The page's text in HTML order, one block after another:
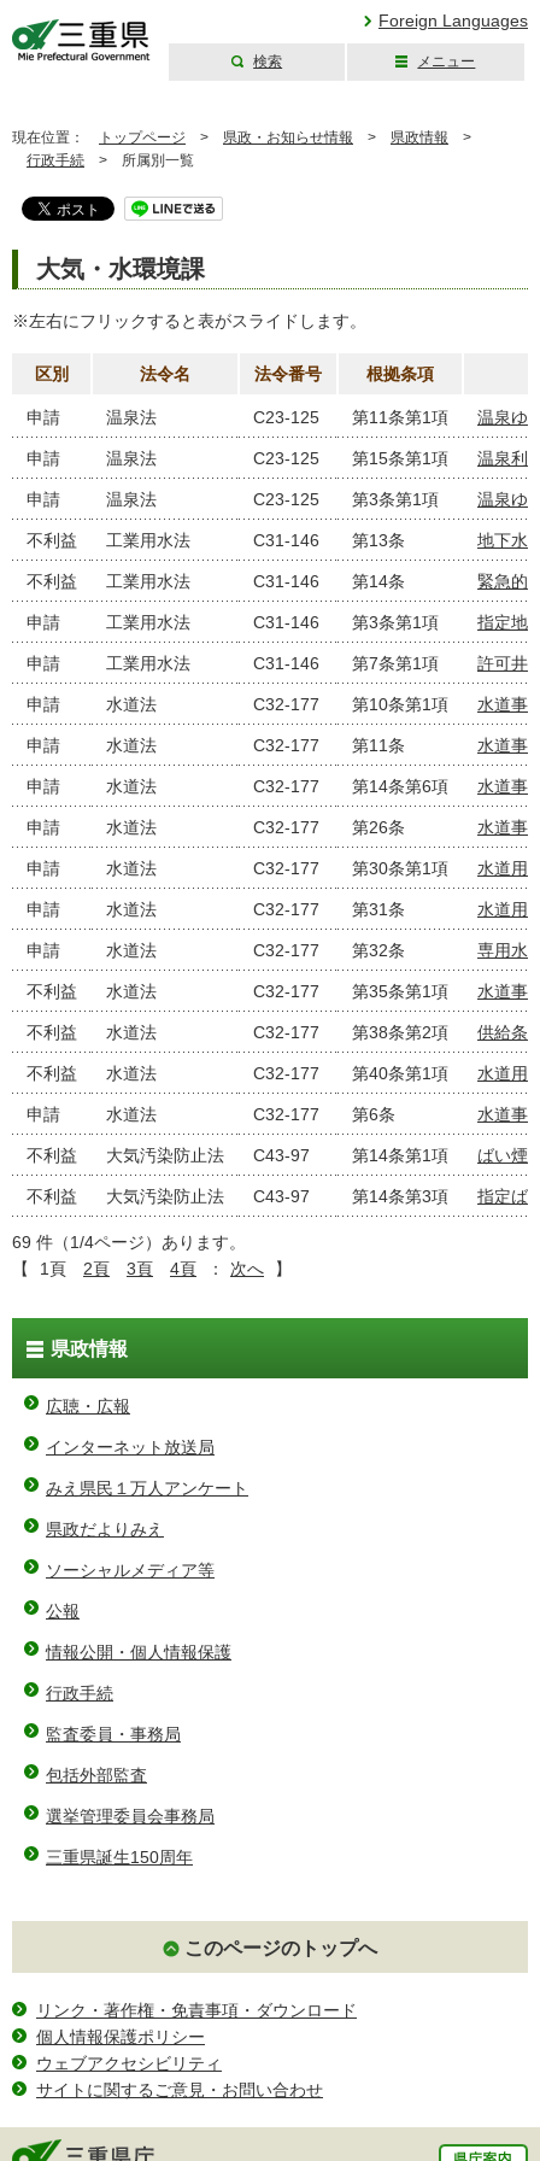
Foreign Languages
検索 メニュー
現在位置： トップページ > 県政・お知らせ情報 > 県政情報 >
行政手続 > 所属別一覧
大気・水環境課
※左右にフリックすると表がスライドします。
区別 法令名 法令番号 根拠条項
申請 温泉法 C23-125 第11条第1項 温泉ゆ
申請 温泉法 C23-125 第15条第1項 温泉利
申請 温泉法 C23-125 第3条第1項 温泉ゆ
不利益 工業用水法 C31-146 第13条 地下水
不利益 工業用水法 C31-146 第14条 緊急的
申請 工業用水法 C31-146 第3条第1項 指定地
申請 工業用水法 C31-146 第7条第1項 許可井
申請 水道法 C32-177 第10条第1項 水道事
申請 水道法 C32-177 第11条 水道事
申請 水道法 C32-177 第14条第6項 水道事
申請 水道法 C32-177 第26条 水道事
申請 水道法 C32-177 第30条第1項 水道用
申請 水道法 C32-177 第31条 水道用
申請 水道法 C32-177 第32条 専用水
不利益 水道法 C32-177 第35条第1項 水道事
不利益 水道法 C32-177 第38条第2項 供給条
不利益 水道法 C32-177 第40条第1項 水道用
申請 水道法 C32-177 第6条 水道事
不利益 大気汚染防止法 C43-97 第14条第1項 ばい煙
不利益 大気汚染防止法 C43-97 第14条第3項 指定ば
69 件（1/4ページ）あります。
【
1頁 2頁 3頁 4頁 ： 次へ 】
県政情報
広聴・広報
インターネット放送局
みえ県民１万人アンケート
県政だよりみえ
ソーシャルメディア等
公報
情報公開・個人情報保護
行政手続
監査委員・事務局
包括外部監査
選挙管理委員会事務局
三重県誕生150周年
このページのトップへ
リンク・著作権・免責事項・ダウンロード
個人情報保護ポリシー
ウェブアクセシビリティ
サイトに関するご意見・お問い合わせ